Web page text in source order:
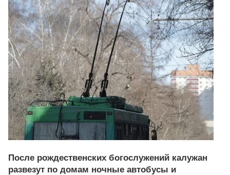
После рождественских богослужений калужан
развезут по домам ночные автобусы и